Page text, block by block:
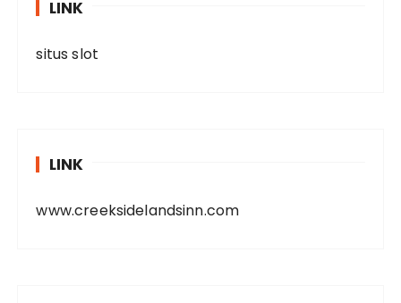
LINK
situs slot
LINK
www.creeksidelandsinn.com